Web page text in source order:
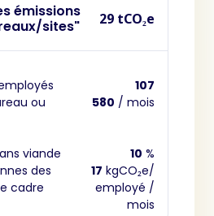
émissions
sites"
29 tCO₂e
107
ou
580 / mois
viande 10 %
des
cadre
17 kgCO₂e/
employé /
mois